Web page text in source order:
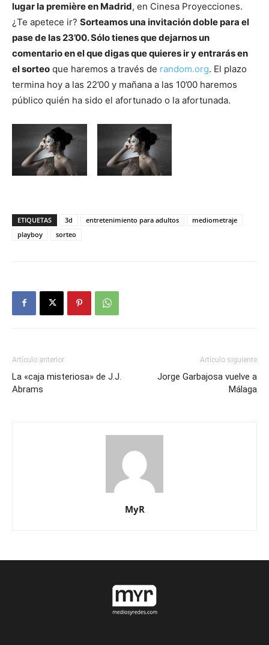
lugar la première en Madrid, en Cinesa Proyecciones.
¿Te apetece ir? Sorteamos una invitación doble para el
pase de las 23’00. Sólo tienes que dejarnos un
comentario en el que digas que quieres ir y entrarás en
el sorteo que haremos a través de random.org. El plazo
termina hoy a las 22’00 y mañana a las 10’00 haremos
público quién ha sido el afortunado o la afortunada.
ETIQUETAS 3d entretenimiento para adultos
mediometraje
playboy
sorteo
Artículo anterior
La «caja misteriosa» de J.J.
Abrams
Artículo siguiente
Jorge Garbajosa vuelve a
Málaga
MyR